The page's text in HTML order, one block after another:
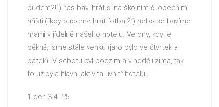
budem?!”) nás baví hrát si na školním či obecním
hřišti (“kdy budeme hrát fotbal?”) nebo se bavíme
hrami v jídelně našeho hotelu. Ve dny, kdy je
pěkně, jsme stále venku (jaro bylo ve čtvrtek a
pátek). V sobotu byl podzim a v neděli zima, tak
to už byla hlavní aktivita uvnitř hotelu.
1.den 3.4. 25